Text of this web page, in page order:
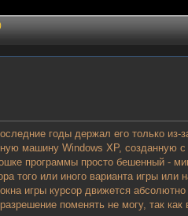
годы держал его только из-
машину Windows XP,
программы просто бешенный -
того или иного варианта игры или
игры курсор движется
поменять не могу, так